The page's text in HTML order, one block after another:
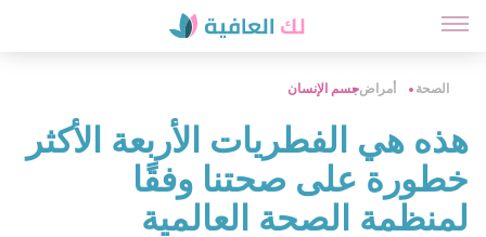
الصحة أمراضجسم الإنسان
هذه هي الفطريات الأربعة الأكثر
خطورة على صحتنا وفقًا
لمنظمة الصحة العالمية